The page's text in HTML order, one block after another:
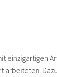
einzigartigen
arbeiteten.